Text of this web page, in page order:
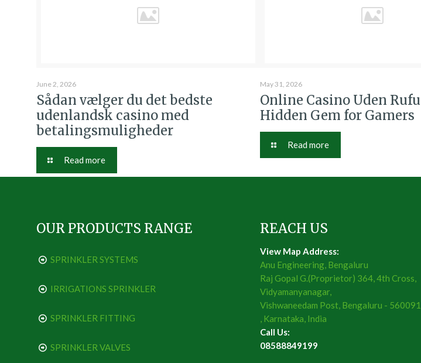
June 2, 2026
Sådan vælger du det bedste
udenlandsk casino med
betalingsmuligheder
Read more
May 31, 2026
Online Casino Uden
Hidden Gem for Gamers
Read more
OUR PRODUCTS RANGE
SPRINKLER SYSTEMS
IRRIGATIONS SPRINKLER
SPRINKLER FITTING
SPRINKLER VALVES
REACH US
View Map Address:
Anu Engineering, Bengaluru
Raj Gopal G.(Proprietor) 364, 4th Cross,
Vidyamanyanagar,
Vishwaneedam Post, Bengaluru - 560091
, Karnataka, India
Call Us:
08588849199